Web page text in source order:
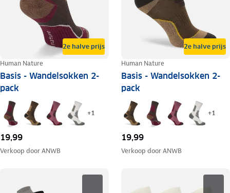
2e halve prijs
Human Nature
Basis - Wandelsokken 2-
pack
+1
19,99
Verkoop doorANWB
2e halve prijs
Human Nature
Basis - Wandelsokken 2-
pack
+1
19,99
Verkoop doorANWB